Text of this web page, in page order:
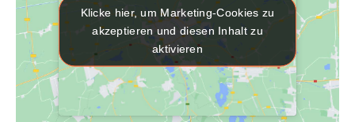
Klicke hier, um Marketing-Cookies zu
akzeptieren und diesen Inhalt zu
aktivieren
Klicke hier, um Marketing-Cookies zu
akzeptieren und diesen Inhalt zu
aktivieren